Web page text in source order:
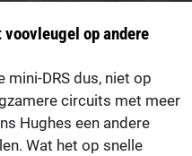
op andere
mini-DRS dus, niet op
circuits met meer
Hughes een andere
Wat het op snelle